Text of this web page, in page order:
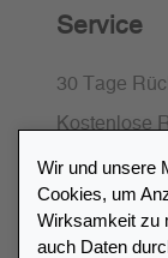
Service
30 Tage
Kostenlose
SSL-
Wir und unsere
Cookies, um
Wirksamkeit zu
auch Daten